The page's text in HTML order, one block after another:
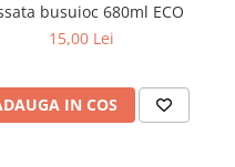
busuioc 680ml ECO
15,00 Lei
IN COS